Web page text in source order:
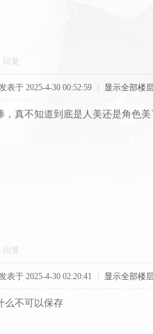
回复
表于 2025-4-30 00:52:59 显示全部楼
，真不知道到底是人美还是角色美
回复
表于 2025-4-30 02:20:41 显示全部楼
么不可以保存